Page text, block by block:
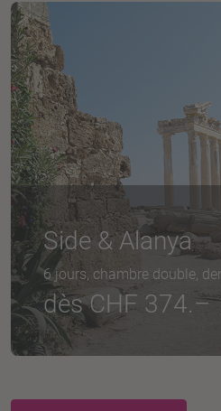
Side & Alanya
6 jours, chambre double,
dès CHF 374.–